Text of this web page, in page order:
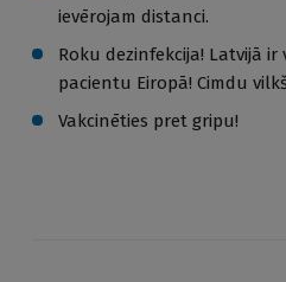
ievērojam distanci.
Roku dezinfekcija! Latvijā
pacientu Eiropā! Cimdu
Vakcinēties pret gripu!